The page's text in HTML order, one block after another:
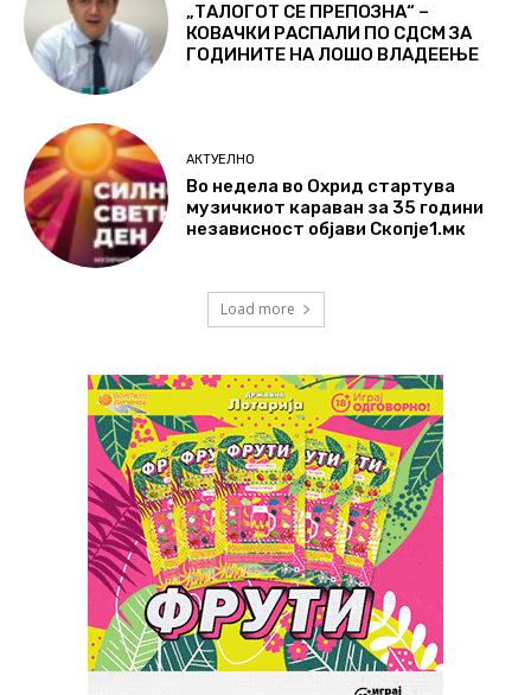
„ТАЛОГОТ СЕ ПРЕПОЗНА“ –
КОВАЧКИ РАСПАЛИ ПО СДСМ ЗА
ГОДИНИТЕ НА ЛОШО ВЛАДЕЕЊЕ
АКТУЕЛНО
Во недела во Охрид стартува
музичкиот караван за 35 години
независност објави Скопје1.мк
Load more